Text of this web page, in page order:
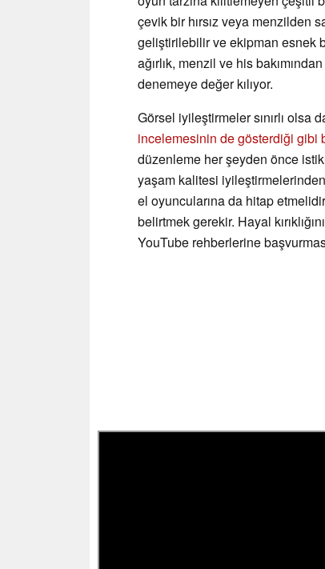
çevik bir hırsız veya menzilden
geliştirilebilir ve ekipman esnek
ağırlık, menzil ve his
denemeye değer kılıyor.
Görsel iyileştirmeler sınırlı olsa
incelemesinin de gösterdiği gibi
düzenleme her şeyden önce
yaşam kalitesi
el oyuncularına da hitap
belirtmek gerekir. Hayal
YouTube rehberlerine